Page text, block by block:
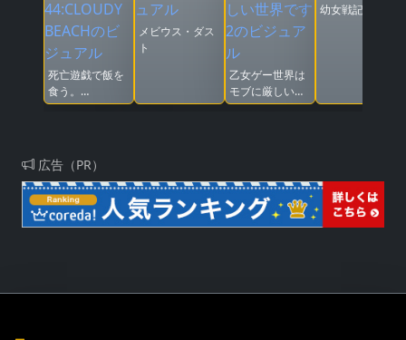
死亡遊戯で飯を
食う。
44:CLOUDY
メビウス・ダス
ト
乙女ゲー世界は
モブに厳しい世
界です2
幼女戦記Ⅱ
広告（PR）